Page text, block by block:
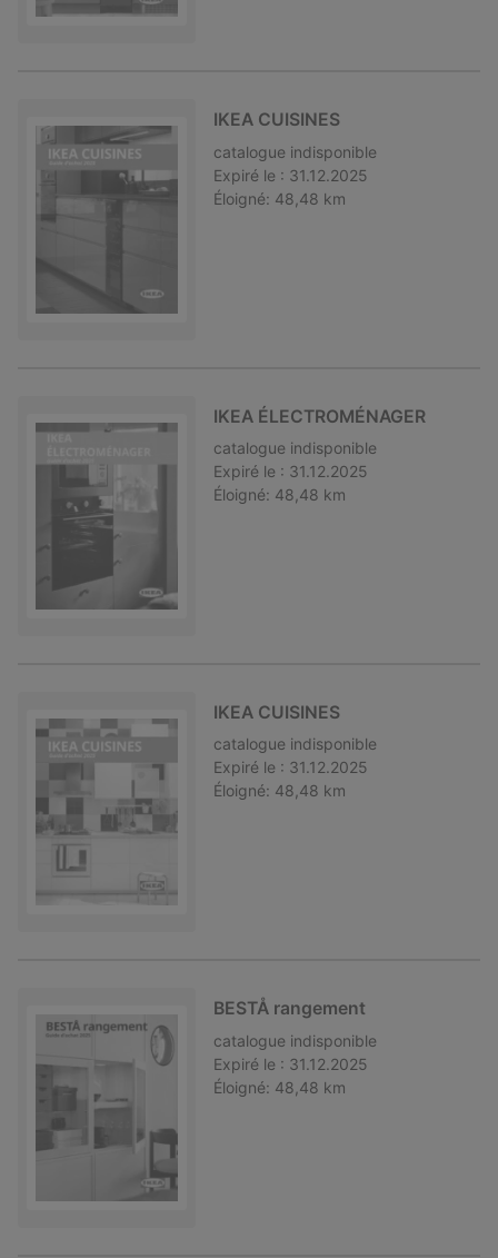
IKEA CUISINES
catalogue indisponible
Expiré le : 31.12.2025
Éloigné: 48,48 km
IKEA ÉLECTROMÉNAGER
catalogue indisponible
Expiré le : 31.12.2025
Éloigné: 48,48 km
IKEA CUISINES
catalogue indisponible
Expiré le : 31.12.2025
Éloigné: 48,48 km
BESTÅ rangement
catalogue indisponible
Expiré le : 31.12.2025
Éloigné: 48,48 km